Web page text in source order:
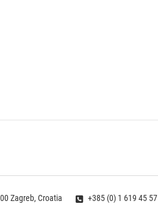
Zagreb, Croatia +385 (0) 1 619 45 57